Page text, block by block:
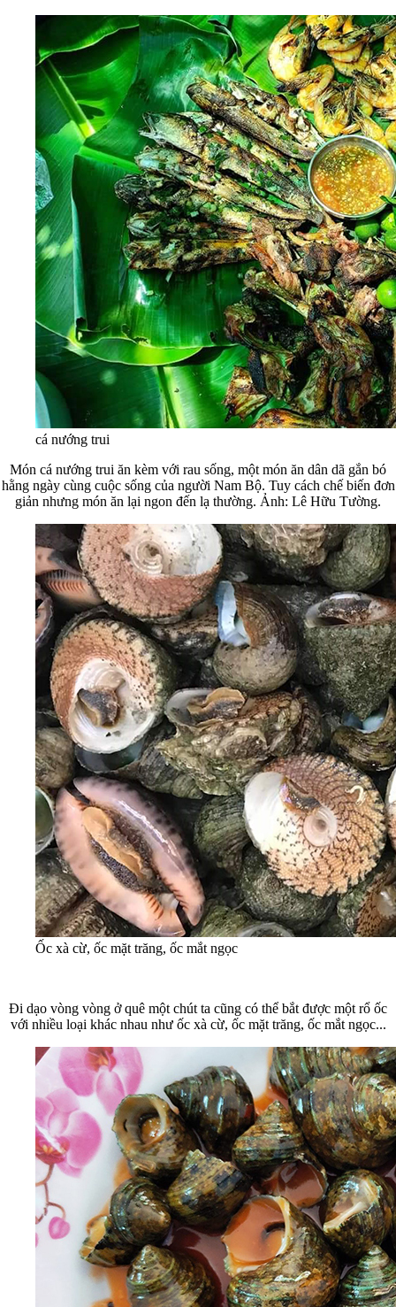
cá nướng trui
Món cá nướng trui ăn kèm với rau sống, một món ăn dân dã gắn bó
hằng ngày cùng cuộc sống của người Nam Bộ. Tuy cách chế biến đơn
giản nhưng món ăn lại ngon đến lạ thường. Ảnh: Lê Hữu Tường.
Ốc xà cừ, ốc mặt trăng, ốc mắt ngọc
Đi dạo vòng vòng ở quê một chút ta cũng có thể bắt được một rổ ốc
với nhiều loại khác nhau như ốc xà cừ, ốc mặt trăng, ốc mắt ngọc...